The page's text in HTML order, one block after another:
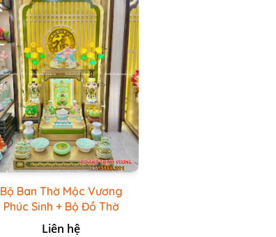
Bộ Ban Thờ Mộc Vương
Phúc Sinh + Bộ Đồ Thờ
Xanh Đá HR
Liên hệ